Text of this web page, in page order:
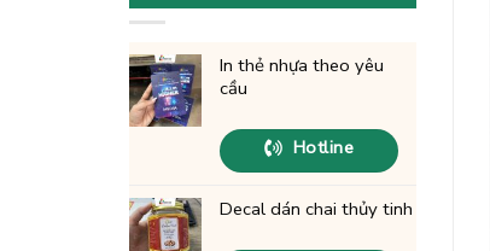
Sticker
GIÁ
In thẻ nhựa theo yêu
cầu
Hotline
Decal dán chai thủy tinh